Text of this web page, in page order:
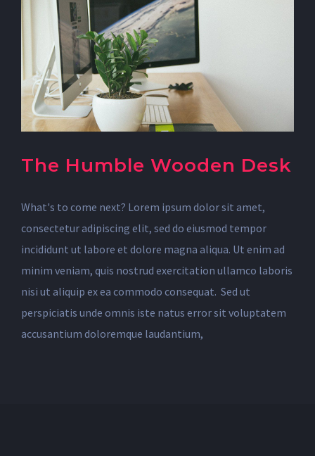
The Humble Wooden Desk
What's to come next? Lorem ipsum dolor sit amet,
consectetur adipiscing elit, sed do eiusmod tempor
incididunt ut labore et dolore magna aliqua. Ut enim ad
minim veniam, quis nostrud exercitation ullamco laboris
nisi ut aliquip ex ea commodo consequat. Sed ut
perspiciatis unde omnis iste natus error sit voluptatem
accusantium doloremque laudantium,